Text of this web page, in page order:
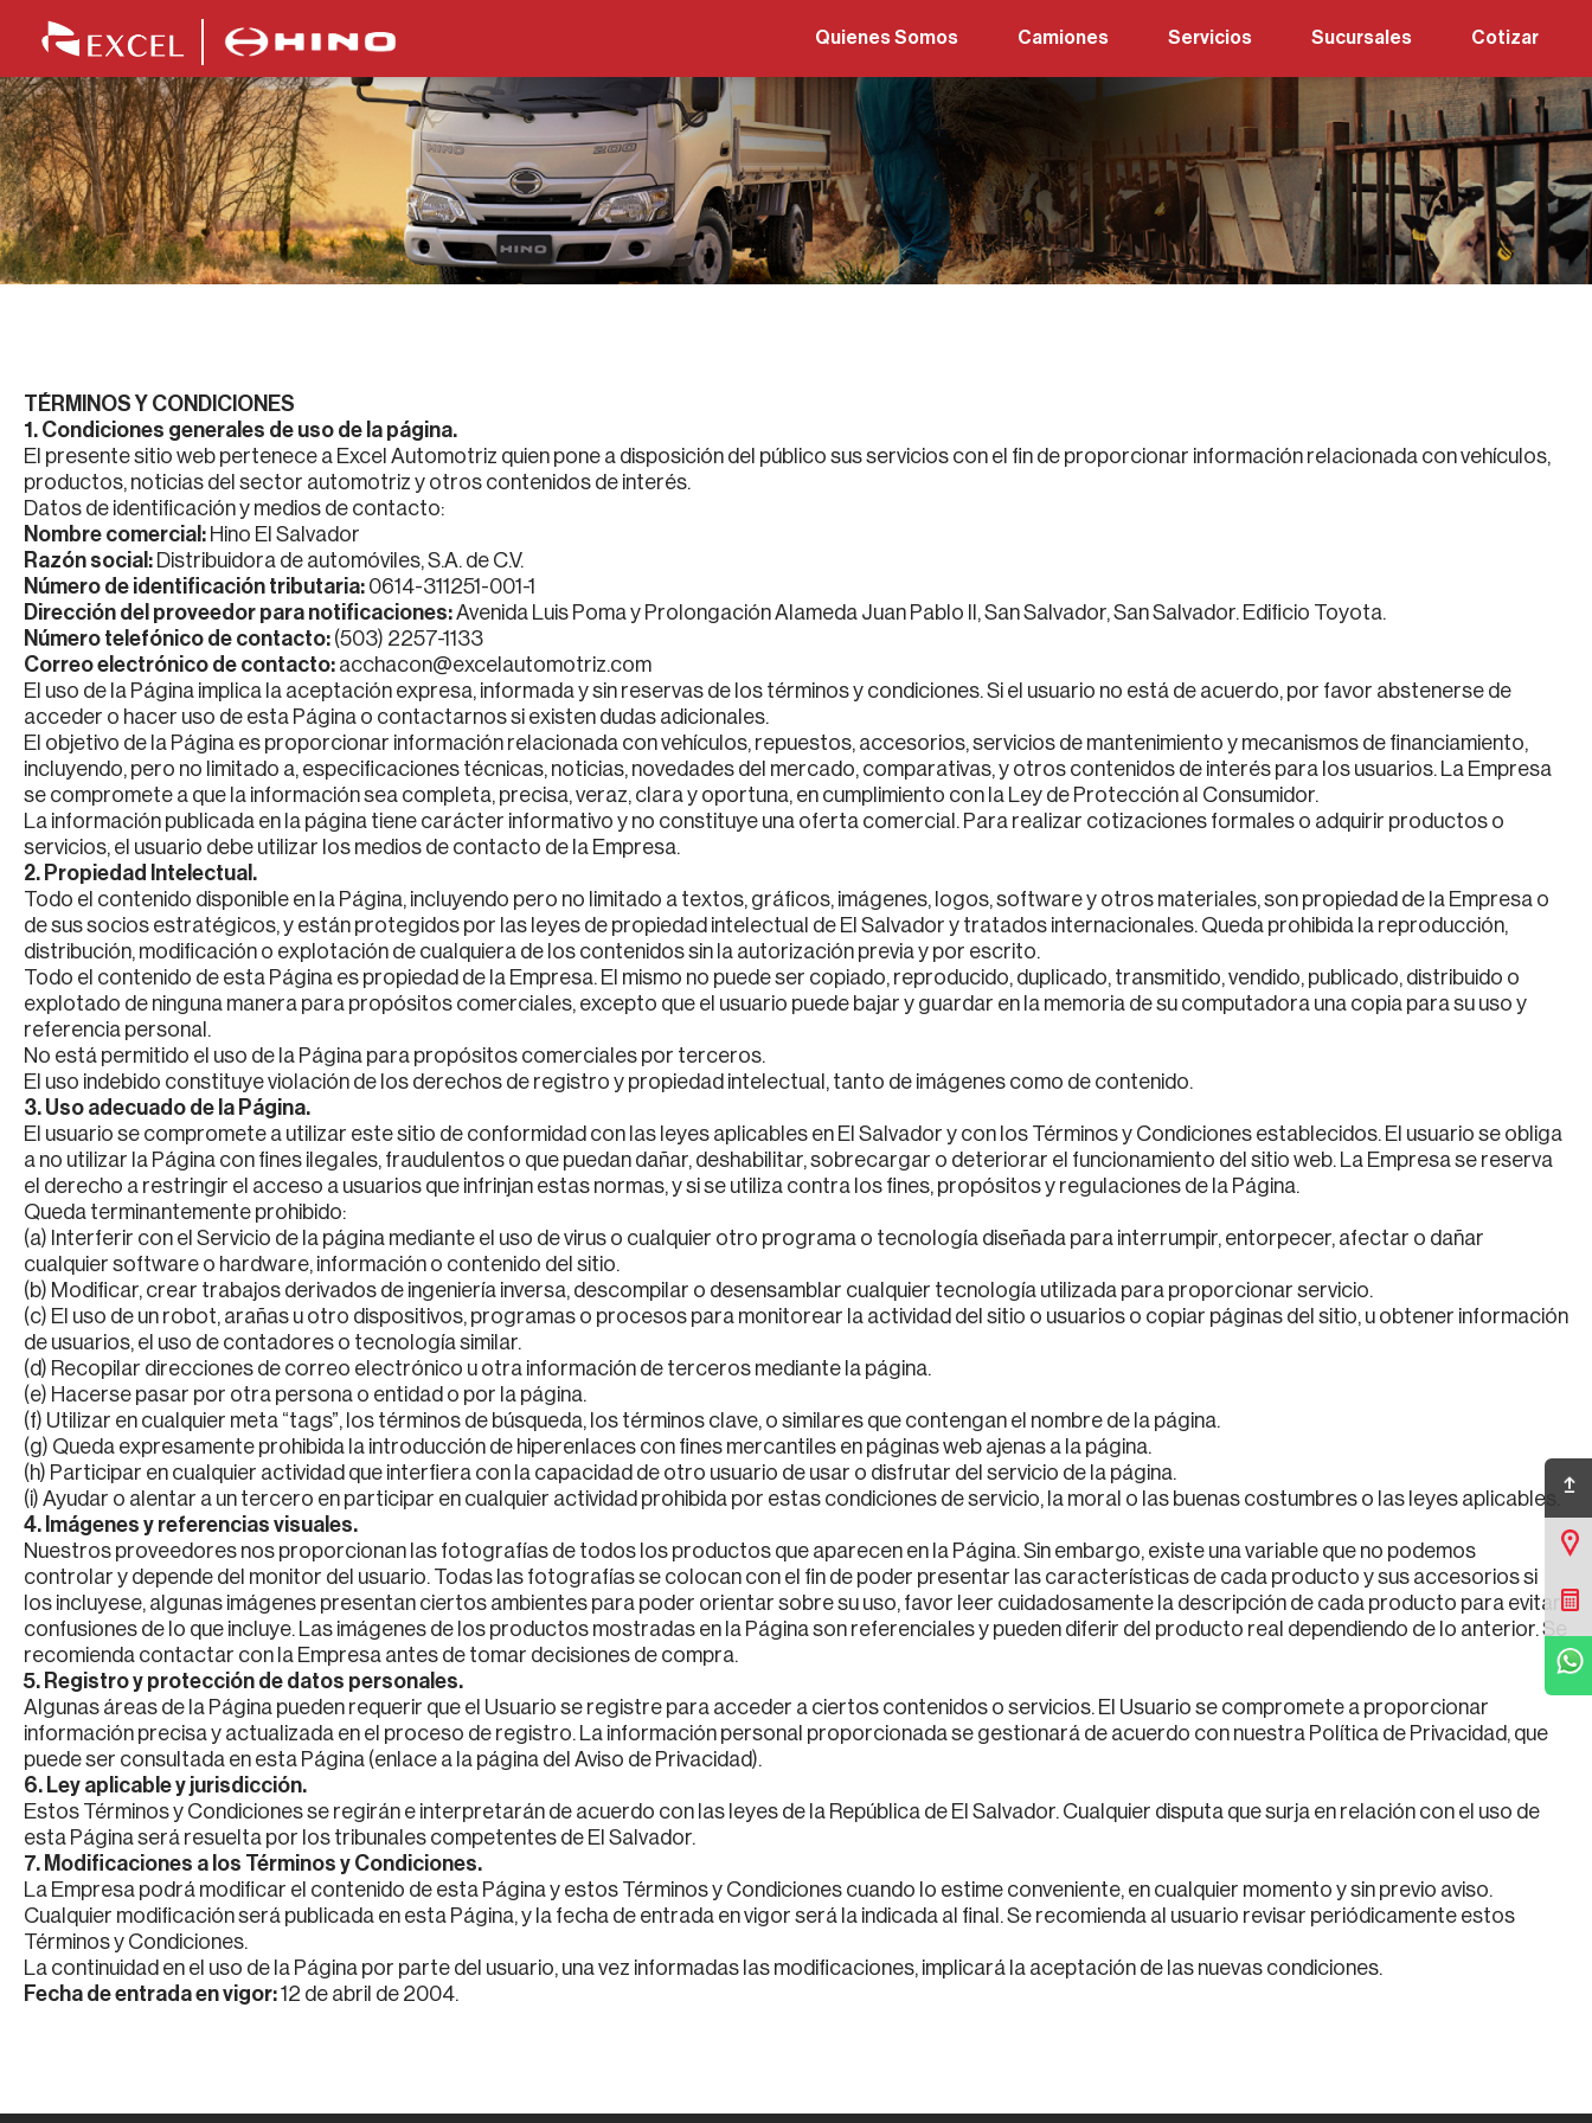
Quienes Somos
Camiones
Hino 2.5 Toneladas
Hino 6 Toneladas
Hino 7.5 Toneladas
Hino 10 Toneladas
Hino Tracto
Servicios
Sucursales Cotizar
TÉRMINOS Y CONDICIONES
1. Condiciones generales de uso de la página.
El presente sitio web pertenece a Excel Automotriz quien pone a disposición del público sus servicios con el fin de proporcionar información relacionada con vehículos,
productos, noticias del sector automotriz y otros contenidos de interés.
Datos de identificación y medios de contacto:
Nombre comercial: Hino El Salvador
Razón social: Distribuidora de automóviles, S.A. de C.V.
Número de identificación tributaria: 0614-311251-001-1
Dirección del proveedor para notificaciones:Avenida Luis Poma y Prolongación Alameda Juan Pablo II, San Salvador, San Salvador. Edificio Toyota.
Número telefónico de contacto: (503) 2257-1133
Correo electrónico de contacto: acchacon@excelautomotriz.com
El uso de la Página implica la aceptación expresa, informada y sin reservas de los términos y condiciones. Si el usuario no está de acuerdo, por favor abstenerse de
acceder o hacer uso de esta Página o contactarnos si existen dudas adicionales.
El objetivo de la Página es proporcionar información relacionada con vehículos, repuestos, accesorios, servicios de mantenimiento y mecanismos de financiamiento,
incluyendo, pero no limitado a, especificaciones técnicas, noticias, novedades del mercado, comparativas, y otros contenidos de interés para los usuarios. La Empresa
se compromete a que la información sea completa, precisa, veraz, clara y oportuna, en cumplimiento con la Ley de Protección al Consumidor.
La información publicada en la página tiene carácter informativo y no constituye una oferta comercial. Para realizar cotizaciones formales o adquirir productos o
servicios, el usuario debe utilizar los medios de contacto de la Empresa.
2. Propiedad Intelectual.
Todo el contenido disponible en la Página, incluyendo pero no limitado a textos, gráficos, imágenes, logos, software y otros materiales, son propiedad de la Empresa o
de sus socios estratégicos, y están protegidos por las leyes de propiedad intelectual de El Salvador y tratados internacionales. Queda prohibida la reproducción,
distribución, modificación o explotación de cualquiera de los contenidos sin la autorización previa y por escrito.
Todo el contenido de esta Página es propiedad de la Empresa. El mismo no puede ser copiado, reproducido, duplicado, transmitido, vendido, publicado, distribuido o
explotado de ninguna manera para propósitos comerciales, excepto que el usuario puede bajar y guardar en la memoria de su computadora una copia para su uso y
referencia personal.
No está permitido el uso de la Página para propósitos comerciales por terceros.
El uso indebido constituye violación de los derechos de registro y propiedad intelectual, tanto de imágenes como de contenido.
3. Uso adecuado de la Página.
El usuario se compromete a utilizar este sitio de conformidad con las leyes aplicables en El Salvador y con los Términos y Condiciones establecidos. El usuario se obliga
a no utilizar la Página con fines ilegales, fraudulentos o que puedan dañar, deshabilitar, sobrecargar o deteriorar el funcionamiento del sitio web. La Empresa se reserva
el derecho a restringir el acceso a usuarios que infrinjan estas normas, y si se utiliza contra los fines, propósitos y regulaciones de la Página.
Queda terminantemente prohibido:
(a) Interferir con el Servicio de la página mediante el uso de virus o cualquier otro programa o tecnología diseñada para interrumpir, entorpecer, afectar o dañar
cualquier software o hardware, información o contenido del sitio.
(b) Modificar, crear trabajos derivados de ingeniería inversa, descompilar o desensamblar cualquier tecnología utilizada para proporcionar servicio.
(c) El uso de un robot, arañas u otro dispositivos, programas o procesos para monitorear la actividad del sitio o usuarios o copiar páginas del sitio, u obtener información
de usuarios, el uso de contadores o tecnología similar.
(d) Recopilar direcciones de correo electrónico u otra información de terceros mediante la página.
(e) Hacerse pasar por otra persona o entidad o por la página.
(f) Utilizar en cualquier meta “tags”, los términos de búsqueda, los términos clave, o similares que contengan el nombre de la página.
(g) Queda expresamente prohibida la introducción de hiperenlaces con fines mercantiles en páginas web ajenas a la página.
(h) Participar en cualquier actividad que interfiera con la capacidad de otro usuario de usar o disfrutar del servicio de la página.
(i) Ayudar o alentar a un tercero en participar en cualquier actividad prohibida por estas condiciones de servicio, la moral o las buenas costumbres o las leyes aplicables.
4. Imágenes y referencias visuales.
Nuestros proveedores nos proporcionan las fotografías de todos los productos que aparecen en la Página. Sin embargo, existe una variable que no podemos
controlar y depende del monitor del usuario. Todas las fotografías se colocan con el fin de poder presentar las características de cada producto y sus accesorios si
los incluyese, algunas imágenes presentan ciertos ambientes para poder orientar sobre su uso, favor leer cuidadosamente la descripción de cada producto para evitar
confusiones de lo que incluye. Las imágenes de los productos mostradas en la Página son referenciales y pueden diferir del producto real dependiendo de lo anterior. Se
recomienda contactar con la Empresa antes de tomar decisiones de compra.
5. Registro y protección de datos personales.
Algunas áreas de la Página pueden requerir que el Usuario se registre para acceder a ciertos contenidos o servicios. El Usuario se compromete a proporcionar
información precisa y actualizada en el proceso de registro. La información personal proporcionada se gestionará de acuerdo con nuestra Política de Privacidad, que
puede ser consultada en esta Página (enlace a la página del Aviso de Privacidad).
6. Ley aplicable y jurisdicción.
Estos Términos y Condiciones se regirán e interpretarán de acuerdo con las leyes de la República de El Salvador. Cualquier disputa que surja en relación con el uso de
esta Página será resuelta por los tribunales competentes de El Salvador.
7. Modificaciones a los Términos y Condiciones.
La Empresa podrá modificar el contenido de esta Página y estos Términos y Condiciones cuando lo estime conveniente, en cualquier momento y sin previo aviso.
Cualquier modificación será publicada en esta Página, y la fecha de entrada en vigor será la indicada al final. Se recomienda al usuario revisar periódicamente estos
Términos y Condiciones.
La continuidad en el uso de la Página por parte del usuario, una vez informadas las modificaciones, implicará la aceptación de las nuevas condiciones.
Fecha de entrada en vigor:12 de abril de 2004.
Ir arriba
Sucursales
Cotizar